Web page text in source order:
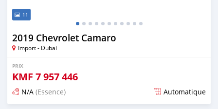
11
2019 Chevrolet Camaro
Import - Dubai
PRIX
KMF 7 957 446
N/A (Essence) Automatique